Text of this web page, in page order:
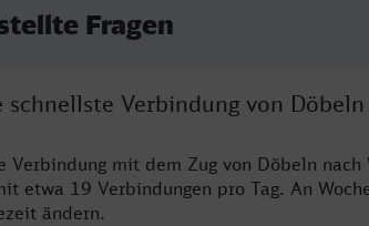
Fragen
schnellste Verbindung von Döbeln
Verbindung mit dem Zug von Döbeln
etwa 19 Verbindungen pro Tag. An
ändern.